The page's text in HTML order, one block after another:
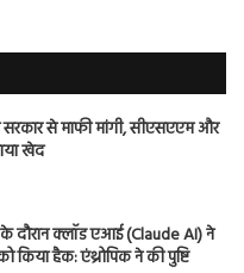
सरकार से माफी मांगी, सीएसएएम और
खेद
के दौरान क्लॉड एआई (Claude AI) ने
किया हैक: एंथ्रोपिक ने की पुष्टि